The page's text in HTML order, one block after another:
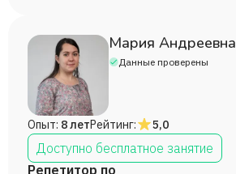
Мария Андреевна
Данные проверены
Опыт: 8 летРейтинг: 5,0
Доступно бесплатное занятие
Репетитор по